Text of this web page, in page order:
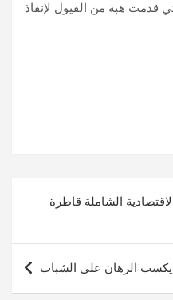
قدمت هبة من الفيول لإنقاذ
الشاملة قاطرة
يكسب الرهان على الشباب